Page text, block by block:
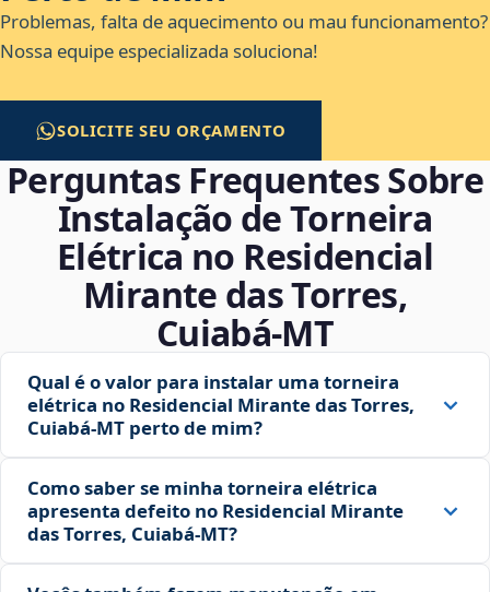
Problemas, falta de aquecimento ou mau funcionamento?
Nossa equipe especializada soluciona!
SOLICITE SEU ORÇAMENTO
Perguntas Frequentes Sobre
Instalação de Torneira
Elétrica no Residencial
Mirante das Torres,
Cuiabá‑MT
Qual é o valor para instalar uma torneira
elétrica no Residencial Mirante das Torres,
Cuiabá‑MT perto de mim?
Como saber se minha torneira elétrica
apresenta defeito no Residencial Mirante
das Torres, Cuiabá‑MT?